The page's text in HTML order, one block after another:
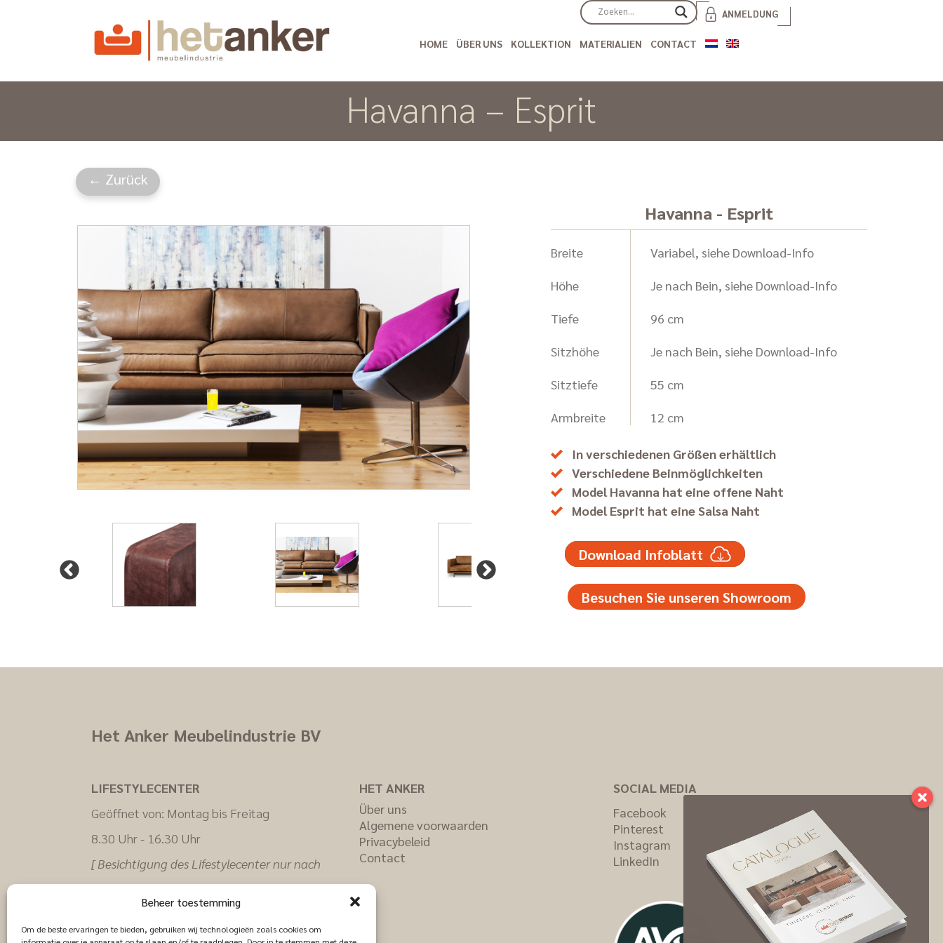
Beheer toestemming
Om de beste ervaringen te bieden, gebruiken wij technologieën zoals cookies om
HOME ÜBER UNS KOLLEKTION MATERIALIEN CONTACT
ANMELDUNG
Havanna – Esprit
← Zurück
Havanna - Esprit
Breite
Höhe
Tiefe
Sitzhöhe
Sitztiefe
Armbreite
Variabel, siehe Download-Info
Je nach Bein, siehe Download-Info
96 cm
Je nach Bein, siehe Download-Info
55 cm
12 cm
In verschiedenen Größen erhältlich
Verschiedene Beinmöglichkeiten
Model Havanna hat eine offene Naht
Model Esprit hat eine Salsa Naht
Download Infoblatt
Besuchen Sie unseren Showroom
Het Anker Meubelindustrie BV
LIFESTYLECENTER
Geöffnet von: Montag bis Freitag
8.30 Uhr - 16.30 Uhr
[ Besichtigung des Lifestylecenter nur nach
Vereinbarung ]
HET ANKER
Über uns
Algemene voorwaarden
Privacybeleid
Contact
SOCIAL MEDIA
Facebook
Pinterest
Instagram
LinkedIn